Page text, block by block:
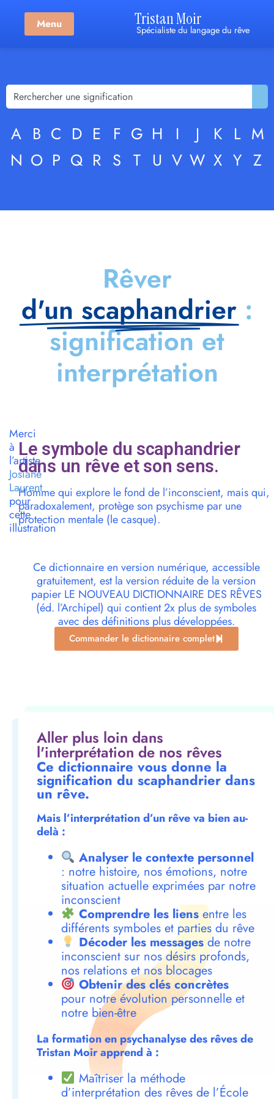
Menu Tristan Moir
Spécialiste du langage du rêve
A B C D E F G H I J K L M
N O P Q R S T U V W X Y Z
Rêver
d'un scaphandrier :
signification et
interprétation
Le symbole du scaphandrier
dans un rêve et son sens.
Homme qui explore le fond de l’inconscient, mais qui,
paradoxalement, protège son psychisme par une
protection mentale (le casque).
Ce dictionnaire en version numérique, accessible
gratuitement, est la version réduite de la version
papier LE NOUVEAU DICTIONNAIRE DES RÊVES
(éd. l’Archipel) qui contient 2x plus de symboles
avec des définitions plus développées.
Commander le dictionnaire complet
Aller plus loin dans
l'interprétation de nos rêves
Ce dictionnaire vous donne la
signification du scaphandrier dans
un rêve.
Mais l’interprétation d’un rêve va bien au-
delà :
Analyser le contexte personnel
: notre histoire, nos émotions, notre
situation actuelle exprimées par notre
inconscient
Comprendre les liensentre les
différents symboles et parties du rêve
Décoder les messagesde notre
inconscient sur nos désirs profonds,
nos relations et nos blocages
Obtenir des clés concrètes
pour notre évolution personnelle et
notre bien-être
La formation en psychanalyse des rêves de
Tristan Moir apprend à :
Maîtriser la méthode
d’interprétation des rêves de l’École
Merci
à
l’artiste
Josiane
Laurent
pour
cette
illustration